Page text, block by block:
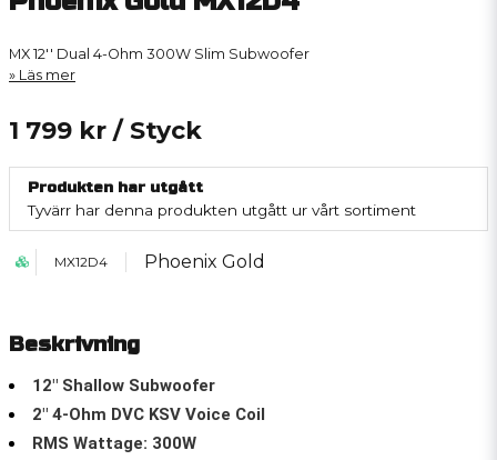
MX 12'' Dual 4-Ohm 300W Slim Subwoofer
Läs mer
1 799 kr / Styck
Produkten har utgått
Tyvärr har denna produkten utgått ur vårt sortiment
MX12D4 Phoenix Gold
Beskrivning
12" Shallow Subwoofer
2" 4-Ohm DVC KSV Voice Coil
RMS Wattage: 300W